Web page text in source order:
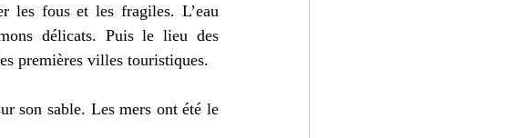
les fous et les fragiles. L’eau
délicats. Puis le lieu des
premières villes touristiques.
son sable. Les mers ont été le